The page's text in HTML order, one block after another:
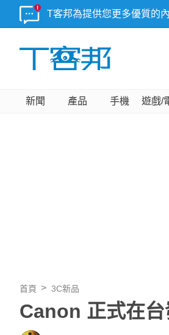
T客邦為提供您更多優質的
新聞 產品 手機 遊戲/
首頁 3C新品
Canon 正式在